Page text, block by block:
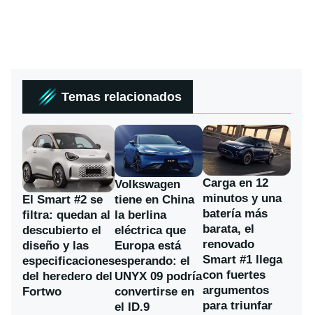
Temas relacionados
El Smart #2 se
filtra: quedan al
descubierto el
diseño y las
especificaciones
del heredero del
Fortwo
Volkswagen
tiene en China
la berlina
eléctrica que
Europa está
esperando: el
UNYX 09 podría
convertirse en
el ID.9
Carga en 12
minutos y una
batería más
barata, el
renovado
Smart #1 llega
con fuertes
argumentos
para triunfar